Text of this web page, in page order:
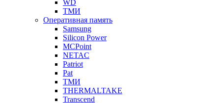
WD
ТМИ
Оперативная память
Samsung
Silicon Power
MCPoint
NETAC
Patriot
Pat
ТМИ
THERMALTAKE
Transcend